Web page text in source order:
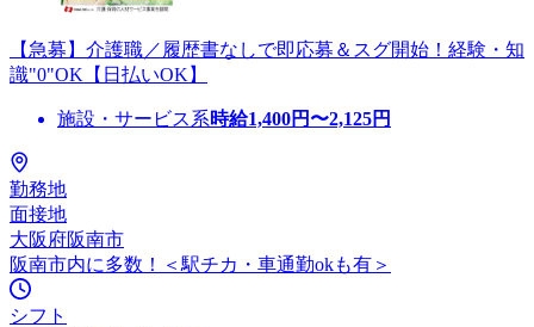
【急募】介護職／履歴書なしで即応募＆スグ開始！経験・知
識"0"OK【日払いOK】
施設・サービス系時給1,400円〜2,125円
勤務地
面接地
大阪府阪南市
阪南市内に多数！＜駅チカ・車通勤okも有＞
シフト